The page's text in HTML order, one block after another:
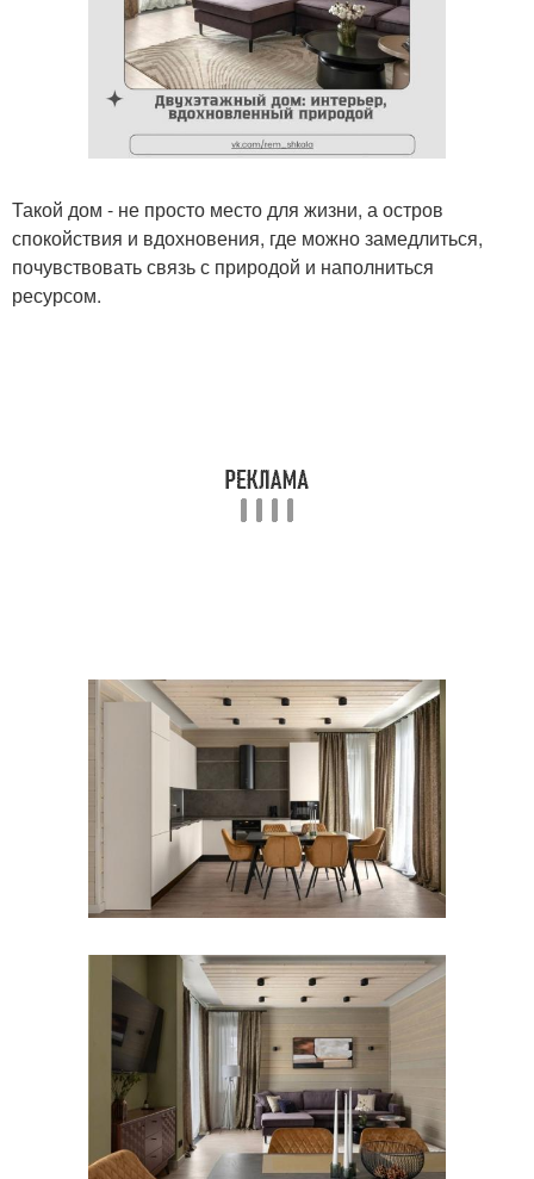
Такой дом - не просто место для жизни, а остров
спокойствия и вдохновения, где можно замедлиться,
почувствовать связь с природой и наполниться
ресурсом.